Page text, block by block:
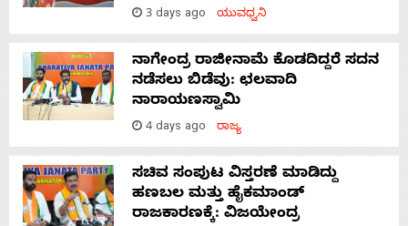
3 days ago ಯುವಧ್ವನಿ
ನಾಗೇಂದ್ರ ರಾಜೀನಾಮೆ ಕೊಡದಿದ್ದರೆ ಸದನ
ನಡೆಸಲು ಬಿಡೆವು: ಛಲವಾದಿ
ನಾರಾಯಣಸ್ವಾಮಿ
4 days ago ರಾಜ್ಯ
ಸಚಿವ ಸಂಪುಟ ವಿಸ್ತರಣೆ ಮಾಡಿದ್ದು
ಹಣಬಲ ಮತ್ತು ಹೈಕಮಾಂಡ್
ರಾಜಕಾರಣಕ್ಕೆ: ವಿಜಯೇಂದ್ರ